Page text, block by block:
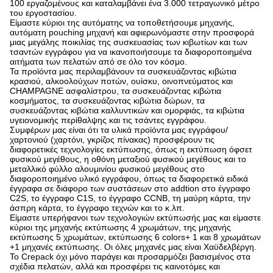
100 εργαζομένους και καταλαμβάνει ένα 3.000 τετραγωνικό μέτρο
του εργοστασίου.
Είμαστε κύριοι της αυτόματης να τοποθετήσουμε μηχανής,
αυτόματη pouching μηχανή και αφιερωνόμαστε στην προσφορά
μιας μεγάλης ποικιλίας της συσκευασίας των κιβωτίων και των
τσαντών εγγράφου για να ικανοποιήσουμε τα διαφοροποιημένα
αιτήματα των πελατών από σε όλο τον κόσμο.
Τα προϊόντα μας περιλαμβάνουν τα συσκευάζοντας κιβώτια
κρασιού, αλκοολούχων ποτών, ουίσκυ, οινοπνεύματος και
CHAMPAGNE ασφαλίστρου, τα συσκευάζοντας κιβώτια
κοσμήματος, τα συσκευάζοντας κιβώτια δώρων, τα
συσκευάζοντας κιβώτια καλλυντικών και ομορφιάς, τα κιβώτια
υγειονομικής περίθαλψης και τις τσάντες εγγράφου.
Συμφέρων μας είναι ότι τα υλικά προϊόντα μας εγγράφου/
χαρτονιού (χαρτόνι, γκρίζος πίνακας) προσφέρουν τις
διαφορετικές τεχνολογίες εκτύπωσης, όπως η εκτύπωση όφσετ
φυσικού μεγέθους, η οθόνη μεταξιού φυσικού μεγέθους και το
μεταλλικό φύλλο αλουμινίου φυσικού μεγέθους στο
διαφοροποιημένο υλικό εγγράφου, όπως τα διαφορετικά ειδικά
έγγραφα σε διάφορο των συστάσεων στο addtion στο έγγραφο
C2S, το έγγραφο C1S, το έγγραφο CCNB, τη μαύρη κάρτα, την
άσπρη κάρτα, το έγγραφο τεχνών και το κ.λπ.
Είμαστε υπερήφανοι των τεχνολογιών εκτύπωσής μας και είμαστε
κύριοι της μηχανής εκτύπωσης 4 χρωμάτων, της μηχανής
εκτύπωσης 5 χρωμάτων, εκτύπωσης 6 colors+ 1 και 8 χρωμάτων
+1 μηχανές εκτύπωσης. Οι όλες μηχανές μας είναι Χαϋδελβέργη.
Το Crepack όχι μόνο παράγει και προσαρμόζει βασισμένος στα
σχέδια πελατών, αλλά και προσφέρει τις καινοτόμες και